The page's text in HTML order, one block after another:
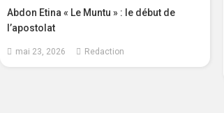
Abdon Etina « Le Muntu » : le début de
l’apostolat
mai 23, 2026 Redaction